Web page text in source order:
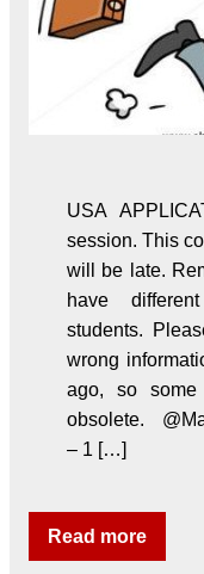
USA
session. This
will be late.
have
students.
wrong
ago, so
obsolete.
– 1 […]
Read more